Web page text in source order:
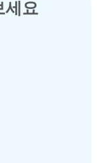
세요